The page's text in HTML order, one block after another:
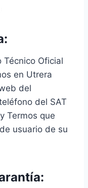
Técnico Oficial
en Utrera
del
del SAT
Termos que
usuario de su